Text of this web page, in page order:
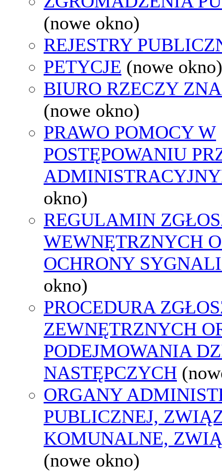
(nowe okno)
REJESTRY
PETYCJE (nowe okno)
BIURO RZECZY
(nowe okno)
PRAWO POMOCY W
POSTĘPOWANIU
okno)
REGULAMIN
WEWNĘTRZNYCH
OCHRONY
okno)
PROCEDURA
ZEWNĘTRZNYCH
PODEJMOWANIA
NASTĘPCZYCH
ORGANY
PUBLICZNEJ,
KOMUNALNE,
(nowe okno)